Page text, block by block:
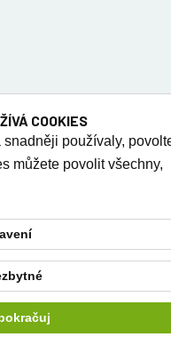
COOKIES
používaly,
můžete povolit všechny,